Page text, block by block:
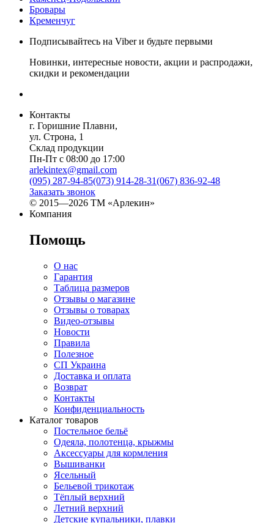
Бровары
Кременчуг
Подписывайтесь на Viber и будьте первыми
Новинки, интересные новости, акции и распродажи,
скидки и рекомендации
Контакты
г. Горишние Плавни,
ул. Строна, 1
Склад продукции
Пн-Пт с 08:00 до 17:00
arlekintex@gmail.com
(095) 287-94-85(073) 914-28-31(067) 836-92-48
Заказать звонок
© 2015—2026 ТМ «Арлекин»
Компания
Помощь
О нас
Гарантия
Таблица размеров
Отзывы о магазине
Отзывы о товарах
Видео-отзывы
Новости
Правила
Полезное
СП Украина
Доставка и оплата
Возврат
Контакты
Конфиденциальность
Каталог товаров
Постельное бельё
Одеяла, полотенца, крыжмы
Аксессуары для кормления
Вышиванки
Ясельный
Бельевой трикотаж
Тёплый верхний
Летний верхний
Детские купальники, плавки